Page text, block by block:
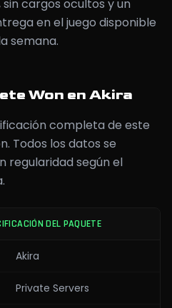
cargos ocultos y un
en el juego disponible
semana.
Won en Akira
completa de este
Todos los datos se
regularidad según el
DEL PAQUETE
Akira
Private Servers